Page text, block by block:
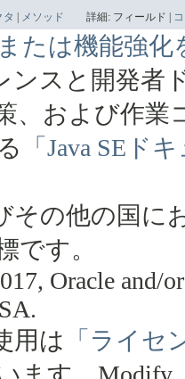
タ | メソッド 詳細: フィールド |
たは機能強化
ンスと開発者
、および作
「Java SEド
その他の国に
です。
Oracle and/
用は 「ライセ